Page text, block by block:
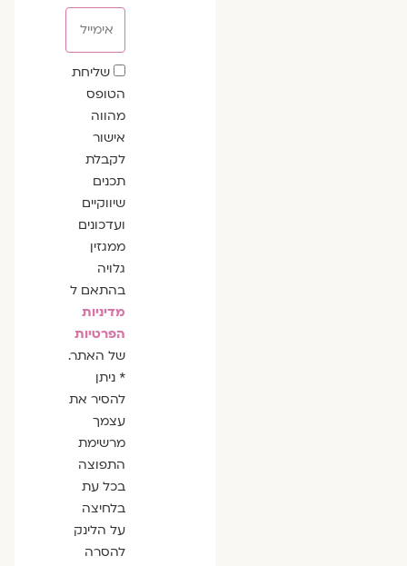
שדה
הסכמה
שליחת
הטופס
מהווה
אישור
לקבלת
תכנים
שיווקיים
ועדכונים
ממגזין
גלויה
בהתאם ל
מדיניות
הפרטיות
של האתר.
* ניתן
להסיר את
עצמך
מרשימת
התפוצה
בכל עת
בלחיצה
על הלינק
להסרה